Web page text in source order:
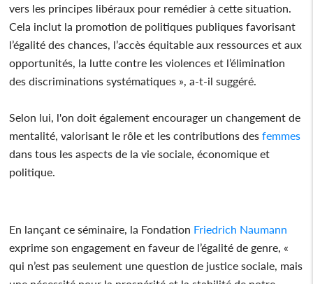
vers les principes libéraux pour remédier à cette situation.
Cela inclut la promotion de politiques publiques favorisant
l’égalité des chances, l’accès équitable aux ressources et aux
opportunités, la lutte contre les violences et l’élimination
des discriminations systématiques », a-t-il suggéré.
Selon lui, l'on doit également encourager un changement de
mentalité, valorisant le rôle et les contributions des femmes
dans tous les aspects de la vie sociale, économique et
politique.
En lançant ce séminaire, la Fondation Friedrich Naumann
exprime son engagement en faveur de l’égalité de genre, «
qui n’est pas seulement une question de justice sociale, mais